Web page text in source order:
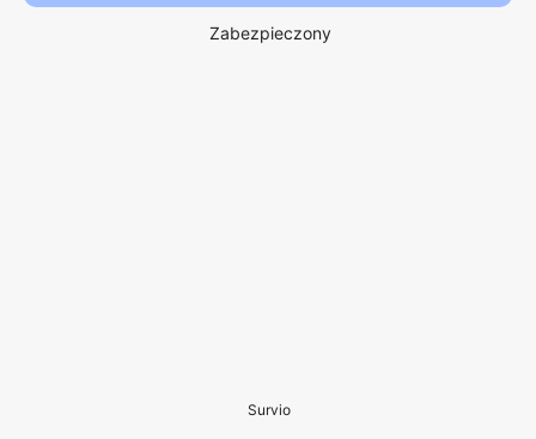
Zabezpieczony
Survio